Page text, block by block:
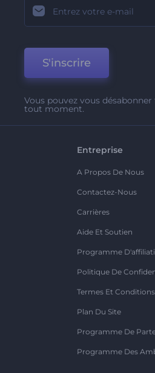
S'inscrire
Vous pouvez vous
tout moment.
Entreprise
A Propos De Nous
Contactez-Nous
Carrières
Aide Et Soutien
Programme
Politique De
Termes Et Conditions
Plan Du Site
Programme De
Programme Des